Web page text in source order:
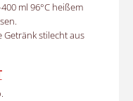
ml 96°C heißem
stilecht aus